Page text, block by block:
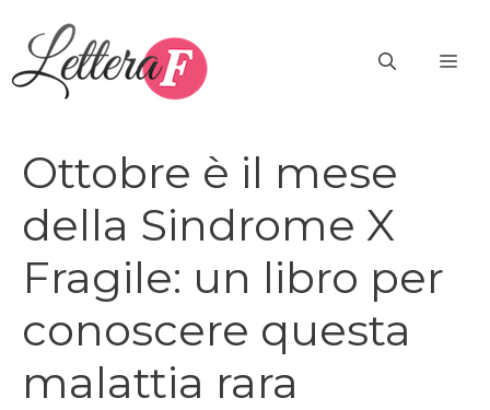
contenuto
Ottobre è il mese
della Sindrome X
Fragile: un libro per
conoscere questa
malattia rara